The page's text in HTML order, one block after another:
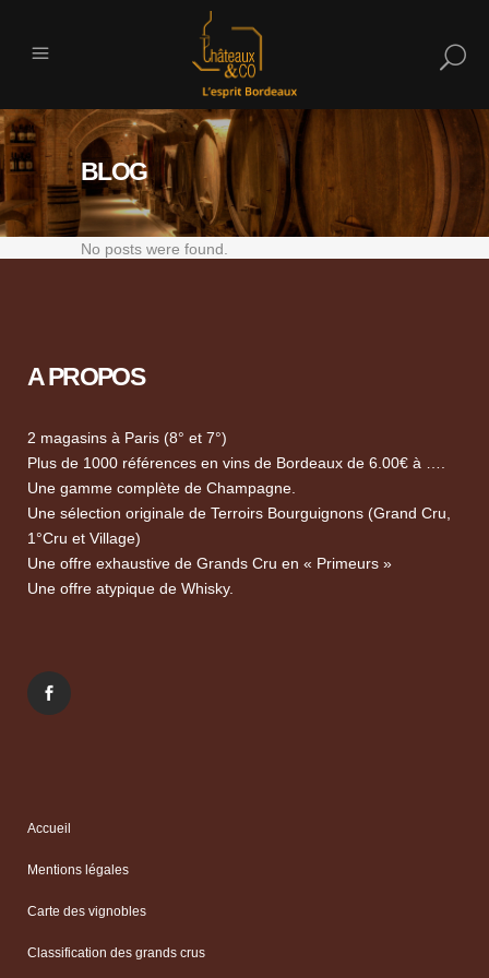
BLOG
No posts were found.
A PROPOS
2 magasins à Paris (8° et 7°)
Plus de 1000 références en vins de Bordeaux de 6.00€ à ….
Une gamme complète de Champagne.
Une sélection originale de Terroirs Bourguignons (Grand Cru,
1°Cru et Village)
Une offre exhaustive de Grands Cru en « Primeurs »
Une offre atypique de Whisky.
Accueil
Mentions légales
Carte des vignobles
Classification des grands crus